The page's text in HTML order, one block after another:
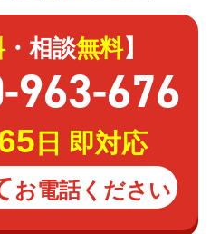
・相談無料】
-963-676
日 即対応
お電話ください